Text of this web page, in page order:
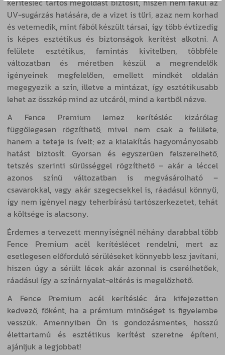
UV-sugárzás hatására, de a vizet is tűri, azaz nem korhad
és vetemedik, mint fából készült társai, így több évtizedig
is képes esztétikus és biztonságok kerítést alkotni. A
felülete esztétikus, famintás kivitelben, többféle
változatban és méretben készül a megrendelők
igényeinek megfelelően, emellett mindkét oldalán
megegyezik a szín, illetve a mintázat, így esztétikusabb
lehet az összkép mind az utcáról, mind a kertből nézve.
A Fence Premium lemez kerítésléc kizárólag
függőlegesen rögzíthető, mivel nem csak a felülete,
hanem a teteje is ívelt; ez a kialakítás hagyományosabb
hatást biztosít. Gyorsan és egyszerűen felszerelhető,
tetszés szerinti sűrűsséggel rögzíthető – akár a léccel
azonos színű változatban is megvásárolható –
csavarokkal, vagy akár szegecsekkel is, ráadásul könnyű,
így nem igényel nagy teherbírású tartószerkezetet, tehát
a költsége is alacsony.
Érdemes a tervezett mennyiségnél néhány darabbal több
Fence Premium acél kerítéslécet rendelni, mert az
esetlegesen előforduló sérüléseket könnyebb lesz javítani,
hiszen úgy a sérült lécek akár azonnal is cserélhetőek,
ráadásul így a színárnyalat-eltérés is megelőzhető.
A Fence Premium acél kerítésléc ára kifejezetten
kedvező, főként, ha a prémium minőséget is figyelembe
vesszük. Amennyiben Ön is gondozásmentes, hosszú
élettartamú és esztétikus kerítést szeretne építeni,
ajánljuk a legjobbat!